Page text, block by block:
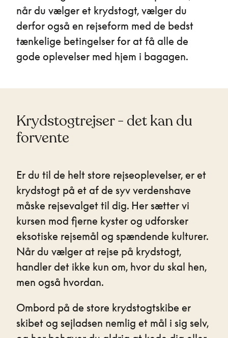
når du vælger et krydstogt, vælger du
derfor også en rejseform med de bedst
tænkelige betingelser for at få alle de
gode oplevelser med hjem i bagagen.
Krydstogtrejser - det kan du
forvente
Er du til de helt store rejseoplevelser, er et
krydstogt på et af de syv verdenshave
måske rejsevalget til dig. Her sætter vi
kursen mod fjerne kyster og udforsker
eksotiske rejsemål og spændende kulturer.
Når du vælger at rejse på krydstogt,
handler det ikke kun om, hvor du skal hen,
men også hvordan.
Ombord på de store krydstogtskibe er
skibet og sejladsen nemlig et mål i sig selv,